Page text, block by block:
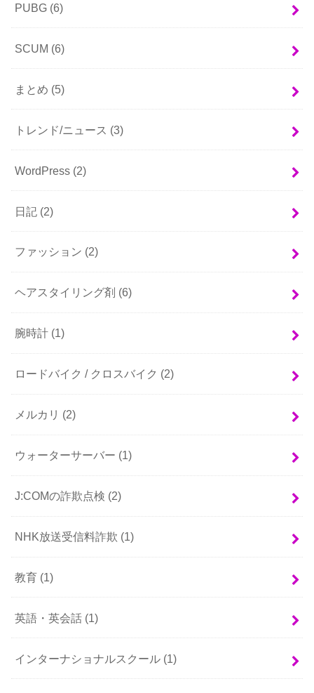
PUBG (6)
SCUM (6)
まとめ (5)
トレンド/ニュース (3)
WordPress (2)
日記 (2)
ファッション (2)
ヘアスタイリング剤 (6)
腕時計 (1)
ロードバイク / クロスバイク (2)
メルカリ (2)
ウォーターサーバー (1)
J:COMの詐欺点検 (2)
NHK放送受信料詐欺 (1)
教育 (1)
英語・英会話 (1)
インターナショナルスクール (1)